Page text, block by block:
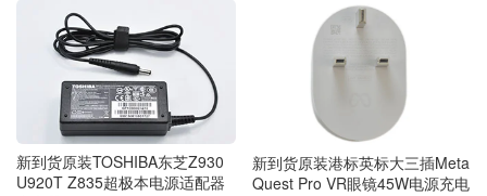
新到货原装TOSHIBA东芝Z930
U920T Z835超极本电源适配器
新到货原装港标英标大三插Meta
Quest Pro VR眼镜45W电源充电